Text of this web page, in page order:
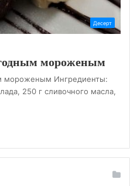
Десерт
мороженым
мороженым Ингредиенты:
250 г сливочного масла,